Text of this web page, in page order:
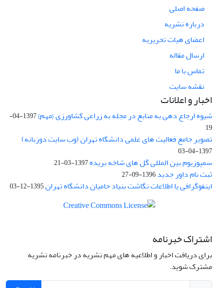
صفحه اصلی
درباره نشریه
اعضای هیات تحریریه
ارسال مقاله
تماس با ما
نقشه سایت
اخبار و اعلانات
شیوه ارجاع دهی به منابع در مجله به زراعی کشاورزی {مهم}
1397-04-
19
تصویر جامع فعالیت های علمی دانشگاه تهران (وب سایت دوزبانه)
1397-04-03
سمپوزیوم بین المللی گل های شاخه بریده1397-03-21
ثبت نام داور جدید1396-09-27
اینفوگرافی یا اطلاعات نگاشت بنیاد حامیان دانشگاه تهران1395-12-03
اشتراک خبرنامه
برای دریافت اخبار و اطلاعیه های مهم نشریه در خبرنامه نشریه
مشترک شوید.